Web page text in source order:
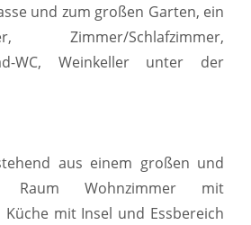
und zum großen Garten, ein
Zimmer/Schlafzimmer,
WC, Weinkeller unter der
aus einem großen und
Raum Wohnzimmer mit
mit Insel und Essbereich